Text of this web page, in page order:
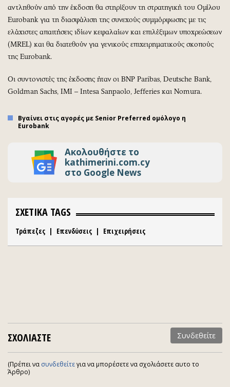
αντληθούν από την έκδοση θα στηρίξουν τη στρατηγική του Ομίλου
Eurobank για τη διασφάλιση της συνεχούς συμμόρφωσης με τις
ελάχιστες απαιτήσεις ιδίων κεφαλαίων και επιλέξιμων υποχρεώσεων
(MREL) και θα διατεθούν για γενικούς επιχειρηματικούς σκοπούς
της Eurobank.
Οι συντονιστές της έκδοσης ήταν οι BNP Paribas, Deutsche Bank,
Goldman Sachs, IMI – Intesa Sanpaolo, Jefferies και Nomura.
Βγαίνει στις αγορές με Senior Preferred ομόλογο η
Eurobank
Ακολουθήστε το
kathimerini.com.cy
στο Google News
ΣΧΕΤΙΚΑ TAGS
Τράπεζες | Επενδύσεις | Επιχειρήσεις
ΣΧΟΛΙΑΣΤΕ Συνδεθείτε
(Πρέπει να συνδεθείτεγια να μπορέσετε να σχολιάσετε αυτο το
Άρθρο)